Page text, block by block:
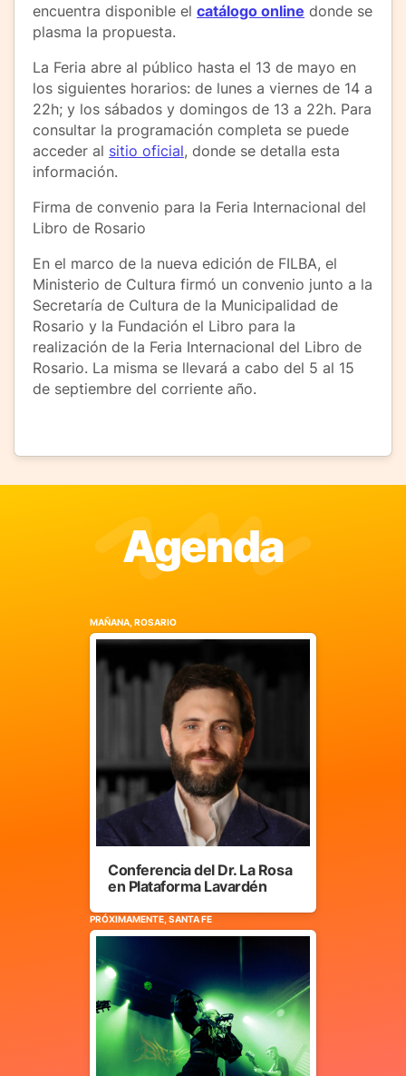
encuentra disponible el catálogo online donde se
plasma la propuesta.
La Feria abre al público hasta el 13 de mayo en
los siguientes horarios: de lunes a viernes de 14 a
22h; y los sábados y domingos de 13 a 22h. Para
consultar la programación completa se puede
acceder al sitio oficial, donde se detalla esta
información.
Firma de convenio para la Feria Internacional del
Libro de Rosario
En el marco de la nueva edición de FILBA, el
Ministerio de Cultura firmó un convenio junto a la
Secretaría de Cultura de la Municipalidad de
Rosario y la Fundación el Libro para la
realización de la Feria Internacional del Libro de
Rosario. La misma se llevará a cabo del 5 al 15
de septiembre del corriente año.
Agenda
MAÑANA, ROSARIO
Conferencia del Dr. La Rosa
en Plataforma Lavardén
PRÓXIMAMENTE, SANTA FE